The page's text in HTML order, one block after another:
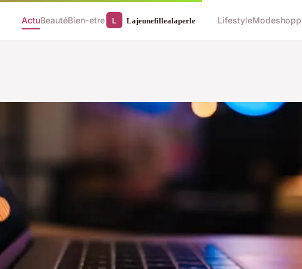
ActuBeautéBien-etre LifestyleMode